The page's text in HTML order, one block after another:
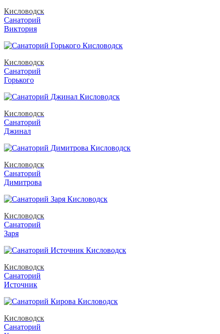
Кисловодск
Санаторий
Виктория
Кисловодск
Санаторий
Горького
Кисловодск
Санаторий
Джинал
Кисловодск
Санаторий
Димитрова
Кисловодск
Санаторий
Заря
Кисловодск
Санаторий
Источник
Кисловодск
Санаторий